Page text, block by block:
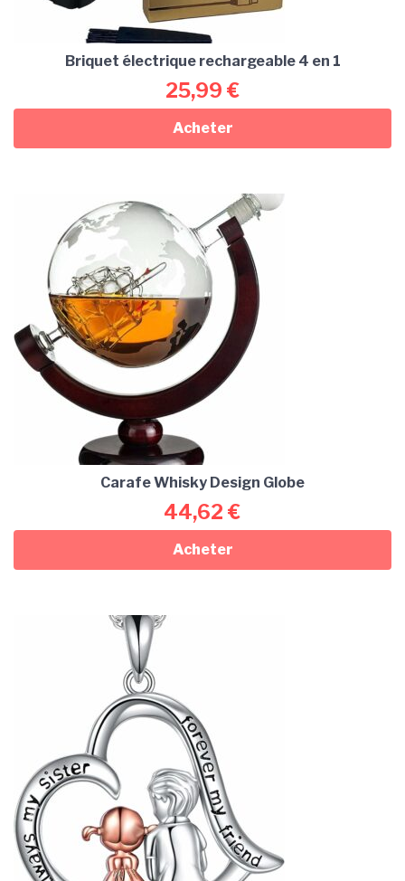
Briquet électrique rechargeable 4 en 1
25,99 €
Acheter
Carafe Whisky Design Globe
44,62 €
Acheter